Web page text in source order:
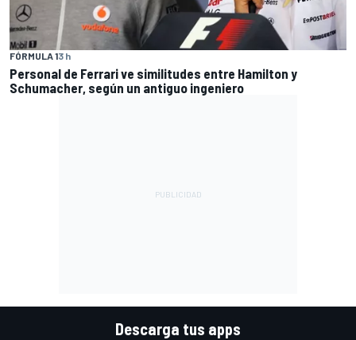
FÓRMULA 13 h
Personal de Ferrari ve similitudes entre Hamilton y
Schumacher, según un antiguo ingeniero
Descarga tus apps